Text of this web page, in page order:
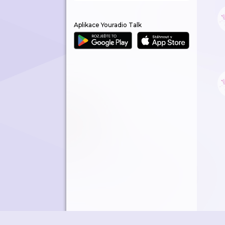
Aplikace Youradio Talk